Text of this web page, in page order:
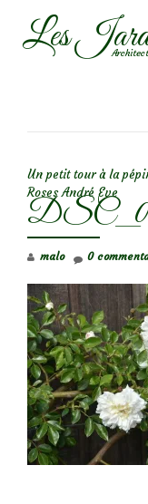
AllerLes
Un petit tour à la
Roses André Eve
malo 0